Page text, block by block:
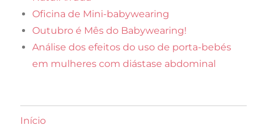
Oficina de Mini-babywearing
Outubro é Mês do Babywearing!
Análise dos efeitos do uso de porta-bebés
em mulheres com diástase abdominal
Início